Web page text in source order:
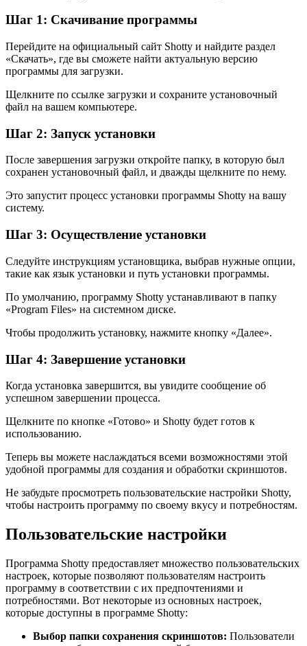
Шаг 1: Скачивание программы
Перейдите на официальный сайт Shotty и найдите раздел
«Скачать», где вы сможете найти актуальную версию
программы для загрузки.
Щелкните по ссылке загрузки и сохраните установочный
файл на вашем компьютере.
Шаг 2: Запуск установки
После завершения загрузки откройте папку, в которую был
сохранен установочный файл, и дважды щелкните по нему.
Это запустит процесс установки программы Shotty на вашу
систему.
Шаг 3: Осуществление установки
Следуйте инструкциям установщика, выбрав нужные опции,
такие как язык установки и путь установки программы.
По умолчанию, программу Shotty устанавливают в папку
«Program Files» на системном диске.
Чтобы продолжить установку, нажмите кнопку «Далее».
Шаг 4: Завершение установки
Когда установка завершится, вы увидите сообщение об
успешном завершении процесса.
Щелкните по кнопке «Готово» и Shotty будет готов к
использованию.
Теперь вы можете наслаждаться всеми возможностями этой
удобной программы для создания и обработки скриншотов.
Не забудьте просмотреть пользовательские настройки Shotty,
чтобы настроить программу по своему вкусу и потребностям.
Пользовательские настройки
Программа Shotty предоставляет множество пользовательских
настроек, которые позволяют пользователям настроить
программу в соответствии с их предпочтениями и
потребностями. Вот некоторые из основных настроек,
которые доступны в программе Shotty:
Выбор папки сохранения скриншотов: Пользователи